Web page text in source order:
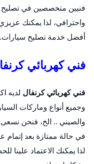
فنيين متخصصين في
واحترافي، لذا يمكنك
أفضل خدمة تصليح سيارات.
فني كهربائي
فني كهربائي كرنفال لديه
وجميع أنواع وماركات
والصيني .. الخ، فنحن
في حالة ممتازة بعد إتمام
لذا يمكنك الاعتماد